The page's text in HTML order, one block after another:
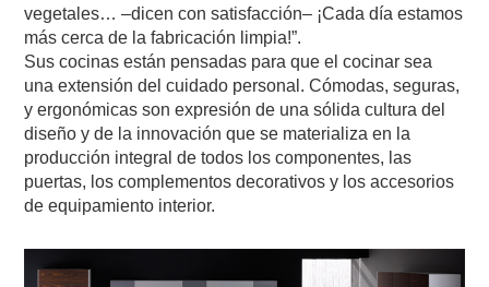
vegetales… –dicen con satisfacción– ¡Cada día estamos
más cerca de la fabricación limpia!”.
Sus cocinas están pensadas para que el cocinar sea
una extensión del cuidado personal. Cómodas, seguras,
y ergonómicas son expresión de una sólida cultura del
diseño y de la innovación que se materializa en la
producción integral de todos los componentes, las
puertas, los complementos decorativos y los accesorios
de equipamiento interior.